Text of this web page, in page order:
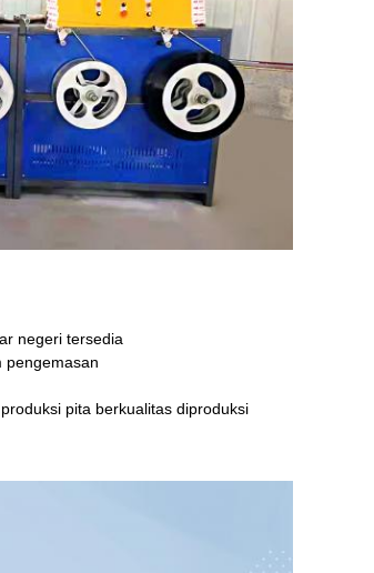
negeri tersedia
pengemasan
pita berkualitas diproduksi